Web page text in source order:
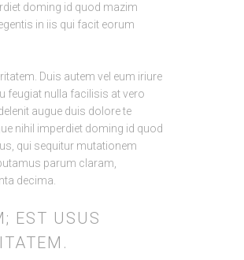
doming id quod mazim
in iis qui facit eorum
Duis autem vel eum iriure
feugiat nulla facilisis at vero
augue duis dolore te
nihil imperdiet doming id quod
qui sequitur mutationem
parum claram,
decima.
EST USUS